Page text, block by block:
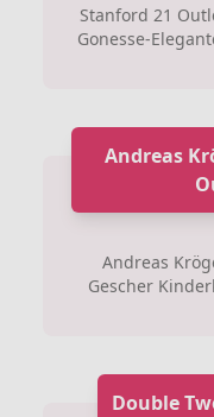
Stanford 21
Gonesse-
Andreas
Andreas
Gescher
Double